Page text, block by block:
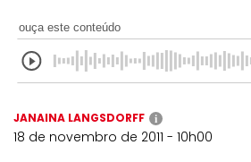
ouça este conteúdo
JANAINA LANGSDORFF i
18 de novembro de 2011 - 10h00